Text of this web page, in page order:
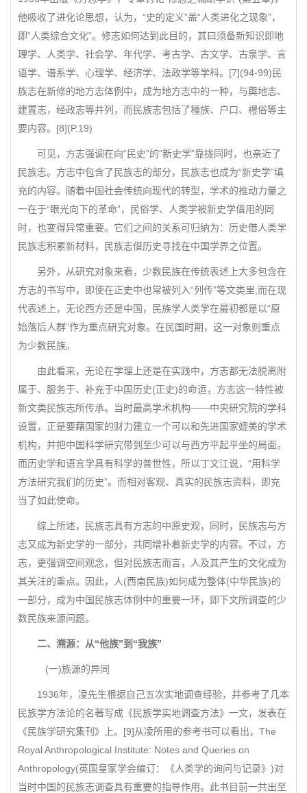
他吸收了进化论思想，认为，“史的定义”盖“人类进化之现象”，
即“人类综合文化”。修志如何达到此目的，其曰须备新知识即地
理学、人类学、社会学、年代学、考古学、古文学、古泉学、言
语学、谱系学、心理学、经济学、法政学等学科。[7](94-99)民
族志在新修的地方志体例中，成为地方志中的一种，与輿地志、
建置志，经政志等并列，而民族志包括了種族、户口、禮俗等主
要内容。[8](P.19)
可见，方志强调在向“民史”的“新史学”靠拢同时，也亲近了
民族志。方志中包含了民族志的部分，民族志也成为“新史学”填
充的内容。随着中国社会传统向现代的转型，学术的推动力量之
一在于“眼光向下的革命”，民俗学、人类学被新史学借用的同
时，也变得异常重要。它们之间的关系可归纳为：历史借人类学
民族志积累新材料，民族志借历史寻找在中国学界之位置。
另外，从研究对象来看，少数民族在传统表述上大多包含在
方志的书写中，即使在正史中也常被列入“列传”等文类里;而在现
代表述上，无论西方还是中国，民族学人类学在最初都是以“原
始落后人群”作为重点研究对象。在民国时期，这一对象则重点
为少数民族。
由此看来，无论在学理上还是在实践中，方志都无法脱离附
属于、服务于、补充于中国历史(正史)的命运，方志这一特性被
新文类民族志所传承。当时最高学术机构——中央研究院的学科
设置，正是要藉国家的财力建立一个可以和先进国家媲美的学术
机构，并把中国科学研究带到至少可以与西方平起平坐的局面。
而历史学和语言学具有科学的普世性，所以丁文江说，“用科学
方法研究我们的历史”。而相对客观、真实的民族志资料，即充
当了如此使命。
综上所述，民族志具有方志的中原史观，同时，民族志与方
志又成为新史学的一部分，共同增补着新史学的内容。不过，方
志，更强调空间观念，但对民族志而言，人及其产生的文化成为
其关注的重点。因此，人(西南民族)如何成为整体(中华民族)的
一部分，成为中国民族志体例中的重要一环，即下文所调查的少
数民族来源问题。
二、溯源：从“他族”到“我族”
(一)族源的异同
1936年，凌先生根据自己五次实地调查经验，并参考了几本
民族学方法论的名著写成《民族学实地调查方法》一文，发表在
《民族学研究集刊》上。[9]从凌所用的参考书可以看出，The
Royal Anthropological Institute: Notes and Queries on
Anthropology(英国皇家学会编订：《人类学的询问与记录》)对
当时中国的民族志调查具有重要的指导作用。此书目前一共出至